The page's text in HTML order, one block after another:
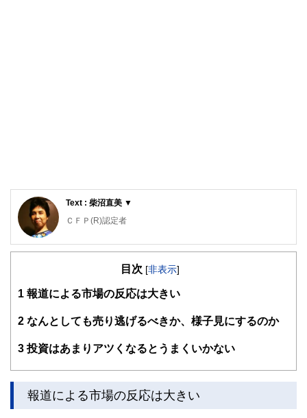
Text : 柴沼直美 ▼
ＣＦＰ(R)認定者
大学を卒業後、保険営業に従事したのち渡米。MBAを修得
を機に現職。3人の子育てから教育費の捻出・方法・留学ま
び・相続発生時の手続きについてもアドバイス経験多数。現
2018年5月まで日本FP協会広報スタッフ
目次 [非表示]
1 報道による市場の反応は大きい
2 なんとしても売り逃げるべきか、様子見にするのか
3投資はあまりアツくなるとうまくいかない
報道による市場の反応は大きい